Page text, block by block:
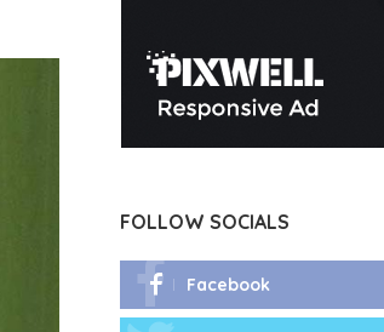
FOLLOW SOCIALS
Facebook